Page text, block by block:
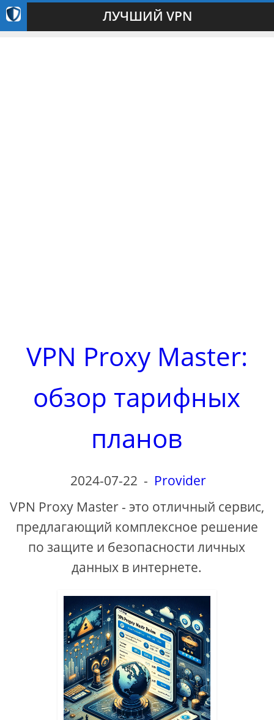
ЛУЧШИЙ VPN
VPN Proxy Master:
обзор тарифных
планов
2024-07-22 - Provider
VPN Proxy Master - это отличный сервис,
предлагающий комплексное решение
по защите и безопасности личных
данных в интернете.